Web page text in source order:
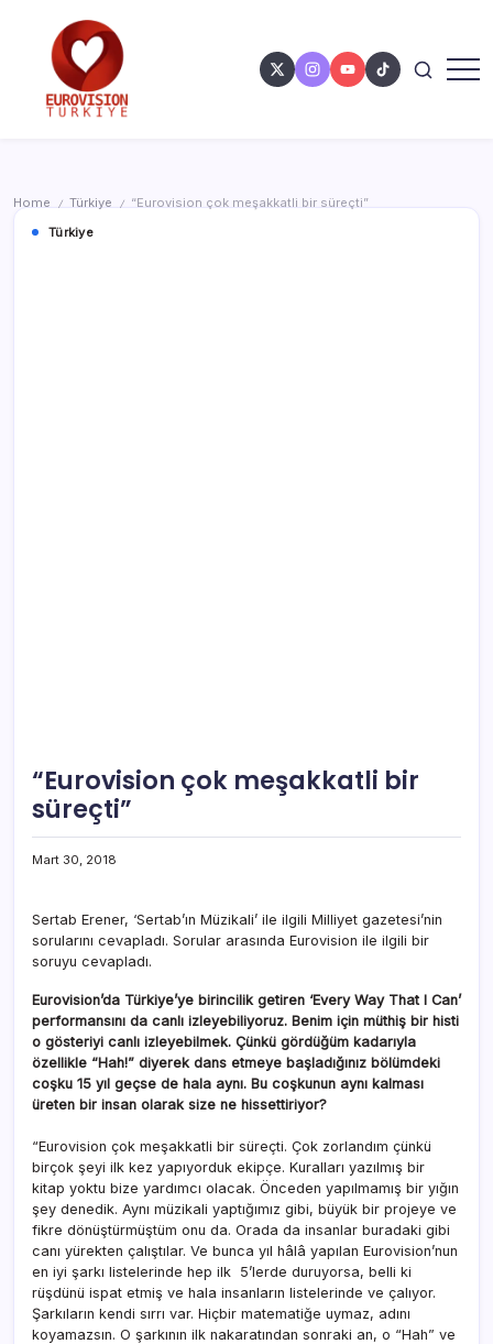
Home / Türkiye /
“Eurovision çok meşakkatli bir süreçti”
Türkiye
“Eurovision çok meşakkatli bir
süreçti”
Mart 30, 2018
Sertab Erener, ‘Sertab’ın Müzikali’ ile ilgili Milliyet gazetesi’nin
sorularını cevapladı. Sorular arasında Eurovision ile ilgili bir
soruyu cevapladı.
Eurovision’da Türkiye’ye birincilik getiren ‘Every Way That I Can’
performansını da canlı izleyebiliyoruz. Benim için müthiş bir histi
o gösteriyi canlı izleyebilmek. Çünkü gördüğüm kadarıyla
özellikle “Hah!” diyerek dans etmeye başladığınız bölümdeki
coşku 15 yıl geçse de hala aynı. Bu coşkunun aynı kalması
üreten bir insan olarak size ne hissettiriyor?
“Eurovision çok meşakkatli bir süreçti. Çok zorlandım çünkü
birçok şeyi ilk kez yapıyorduk ekipçe. Kuralları yazılmış bir
kitap yoktu bize yardımcı olacak. Önceden yapılmamış bir yığın
şey denedik. Aynı müzikali yaptığımız gibi, büyük bir projeye ve
fikre dönüştürmüştüm onu da. Orada da insanlar buradaki gibi
canı yürekten çalıştılar. Ve bunca yıl hâlâ yapılan Eurovision’nun
en iyi şarkı listelerinde hep ilk 5’lerde duruyorsa, belli ki
rüşdünü ispat etmiş ve hala insanların listelerinde ve çalıyor.
Şarkıların kendi sırrı var. Hiçbir matematiğe uymaz, adını
koyamazsın. O şarkının ilk nakaratından sonraki an, o “Hah” ve